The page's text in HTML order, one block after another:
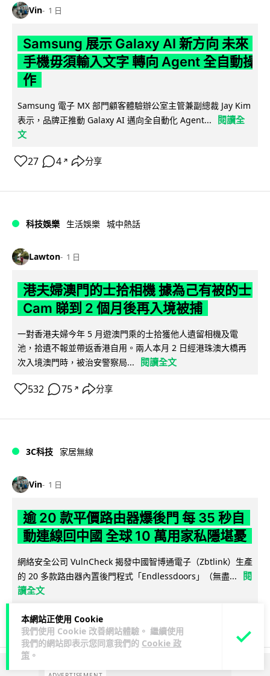
本網站正使用 Cookie
我們使用 Cookie 改善網站體驗。 繼續使用
我們的網站即表示您同意我們的 Cookie 政
策 。
Vin 1 日
Samsung 展示 Galaxy AI 新方向 未來
手機毋須輸入文字 轉向 Agent 全自動操
作
Samsung 電子 MX 部門顧客體驗辦公室主管兼副總裁 Jay Kim
表示，品牌正推動 Galaxy AI 邁向全自動化 Agent...
閱讀全
文
27 4 ↗ 分享
科技娛樂 生活娛樂 城中熱話
Lawton 1 日
港夫婦澳門的士拾相機 據為己有被的士
Cam 睇到 2 個月後再入境被捕
一對香港夫婦今年 5 月遊澳門乘的士拾獲他人遺留相機及電
池，拾遺不報並帶返香港自用。兩人本月 2 日經港珠澳大橋再
次入境澳門時，被治安警察局...
閱讀全文
532 75 ↗ 分享
3C科技 家居無線
Vin 1 日
逾 20 款平價路由器爆後門 每 35 秒自
動連線回中國 全球 10 萬用家私隱堪憂
網絡安全公司 VulnCheck 揭發中國智博通電子（Zbtlink）生產
的 20 多款路由器內置後門程式「Endlessdoors」（無盡...
閱
讀全文
964 221↗ 分享